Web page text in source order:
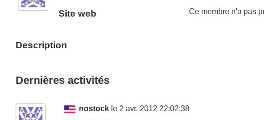
Site web
Description
Ce membre n'a pas
Dernières activités
nostock le 2 avr. 2012 22:02:38